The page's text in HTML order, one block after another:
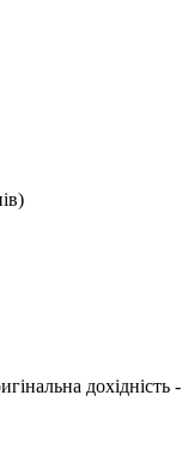
дохідність -